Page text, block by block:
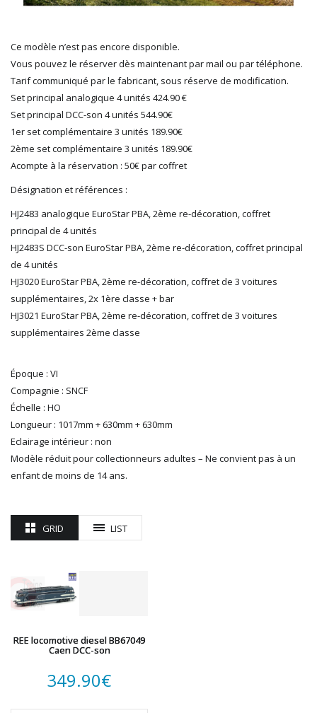
MAKETTE
MARLKIN
MKD
NOREV
NOVATEUR MODELES
PECO
PG mini
PIKO
PN SUD MODELISME
PREISER
PRINCE AUGUST
R37
REDUTEX
REE
RÉGIONS ET COMPAGNIES
ROCO
ROTOMAGUS
TAMIYA
TORTOISE
TRAINS OUEST
Trains-O-Matic
TRIX
VIESSMANN
XURON
Ce modèle n’est pas encore disponible.
Vous pouvez le réserver dès maintenant par mail ou par téléphone.
Tarif communiqué par le fabricant, sous réserve de modification.
Set principal analogique 4 unités 424.90 €
Set principal DCC-son 4 unités 544.90€
1er set complémentaire 3 unités 189.90€
2ème set complémentaire 3 unités 189.90€
Acompte à la réservation : 50€ par coffret
Désignation et références :
HJ2483 analogique EuroStar PBA, 2ème re-décoration, coffret
principal de 4 unités
HJ2483S DCC-son EuroStar PBA, 2ème re-décoration, coffret principal
de 4 unités
HJ3020 EuroStar PBA, 2ème re-décoration, coffret de 3 voitures
supplémentaires, 2x 1ère classe + bar
HJ3021 EuroStar PBA, 2ème re-décoration, coffret de 3 voitures
supplémentaires 2ème classe
Époque : VI
Compagnie : SNCF
Échelle : HO
Longueur : 1017mm + 630mm + 630mm
Eclairage intérieur : non
Modèle réduit pour collectionneurs adultes – Ne convient pas à un
enfant de moins de 14 ans.
GRID LIST
REE locomotive diesel BB67049
Caen DCC-son
349.90€